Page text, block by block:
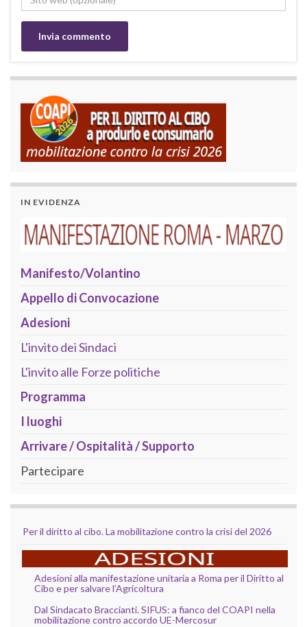
IN EVIDENZA
Manifesto/Volantino
Appello di Convocazione
Adesioni
L'invito dei Sindaci
L'invito alle Forze politiche
Programma
I luoghi
Arrivare / Ospitalità / Supporto
Partecipare
Per il diritto al cibo. La mobilitazione contro la crisi del 2026
Adesioni alla manifestazione unitaria a Roma per il Diritto al
Cibo e per salvare l’Agricoltura
Dal Sindacato Braccianti. SIFUS: a fianco del COAPI nella
mobilitazione contro accordo UE-Mercosur